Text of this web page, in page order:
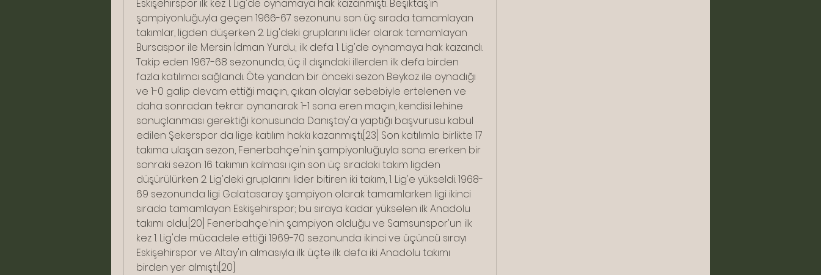
Eskişehirspor ilk kez 1. Lig'de oynamaya hak kazanmıştı. Beşiktaş'ın
şampiyonluğuyla geçen 1966-67 sezonunu son üç sırada tamamlayan
takımlar, ligden düşerken 2. Lig'deki gruplarını lider olarak tamamlayan
Bursaspor ile Mersin İdman Yurdu; ilk defa 1. Lig'de oynamaya hak kazandı.
Takip eden 1967-68 sezonunda, üç il dışındaki illerden ilk defa birden
fazla katılımcı sağlandı. Öte yandan bir önceki sezon Beykoz ile oynadığı
ve 1-0 galip devam ettiği maçın, çıkan olaylar sebebiyle ertelenen ve
daha sonradan tekrar oynanarak 1-1 sona eren maçın, kendisi lehine
sonuçlanması gerektiği konusunda Danıştay'a yaptığı başvurusu kabul
edilen Şekerspor da lige katılım hakkı kazanmıştı.[23] Son katılımla birlikte 17
takıma ulaşan sezon, Fenerbahçe'nin şampiyonluğuyla sona ererken bir
sonraki sezon 16 takımın kalması için son üç sıradaki takım ligden
düşürülürken 2. Lig'deki gruplarını lider bitiren iki takım, 1. Lig'e yükseldi. 1968-
69 sezonunda ligi Galatasaray şampiyon olarak tamamlarken ligi ikinci
sırada tamamlayan Eskişehirspor; bu sıraya kadar yükselen ilk Anadolu
takımı oldu.[20] Fenerbahçe'nin şampiyon olduğu ve Samsunspor'un ilk
kez 1. Lig'de mücadele ettiği 1969-70 sezonunda ikinci ve üçüncü sırayı
Eskişehirspor ve Altay'ın almasıyla ilk üçte ilk defa iki Anadolu takımı
birden yer almıştı.[20]